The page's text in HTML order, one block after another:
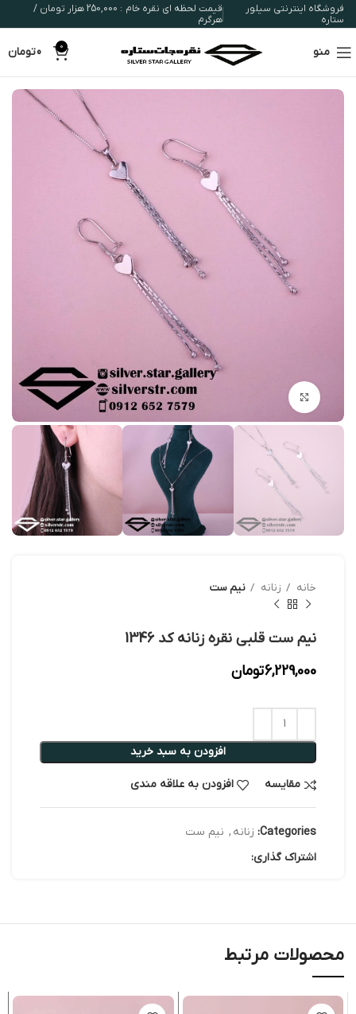
فروشگاه اینترنتی سیلور
ستاره
قیمت لحظه ای نقره خام : 250,000 هزار تومان /
هرگرم
منو 0
0تومان
خانه زنانه نیم ست
نیم ست قلبی نقره زنانه کد 1346
6,229,000تومان
افزودن به سبد خرید
مقایسه افزودن به علاقه مندی
Categories: زنانه , نیم ست
اشتراک گذاری:
محصولات مرتبط